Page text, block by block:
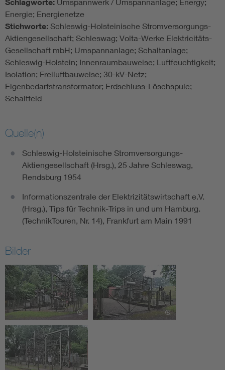
Schlagworte: Umspannwerk / Umspannanlage; Energy;
Energie; Energienetze
Stichworte: Schleswig-Holsteinische Stromversorgungs-
Aktiengesellschaft; Schleswag; Volta-Werke Elektricitäts-
Gesellschaft mbH; Umspannanlage; Schaltanlage;
Schleswig-Holstein; Innenraumbauweise; Luftfeuchtigkeit;
Isolation; Freiluftbauweise; 30-kV-Netz;
Eigenbedarfstransformator; Erdschluss-Löschspule;
Schaltfeld
Quelle(n)
Schleswig-Holsteinische Stromversorgungs-
Aktiengesellschaft (Hrsg.), 25 Jahre Schleswag,
Rendsburg 1954
Informationszentrale der Elektrizitätswirtschaft e.V.
(Hrsg.), Tips für Technik-Trips in und um Hamburg.
(TechnikTouren, Nr. 14), Frankfurt am Main 1991
Bilder